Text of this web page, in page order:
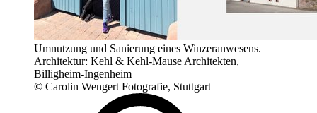
Umnutzung und Sanierung eines Winzeranwesens.
Architektur: Kehl & Kehl-Mause Architekten,
Billigheim-Ingenheim
© Carolin Wengert Fotografie, Stuttgart